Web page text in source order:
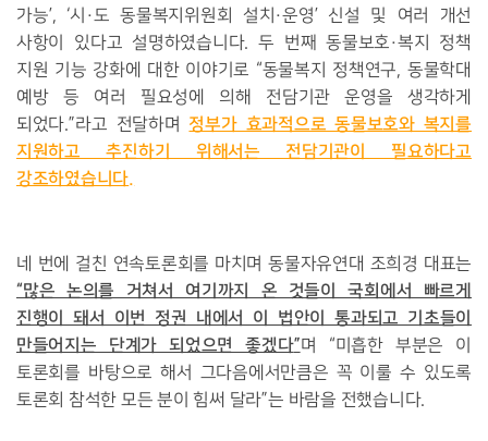
가능’, ‘시 ·도 동물복지위원회 설치 ·운영’ 신설 및 여러 개선
사항이 있다고 설명하였습니다.두 번째 동물보호·복지 정책
지원 기능 강화에 대한 이야기로 “동물복지 정책연구, 동물학대
예방 등 여러 필요성에 의해 전담기관 운영을 생각하게
되었다.”라고 전달하며 정부가 효과적으로 동물보호와 복지를
지원하고 추진하기 위해서는 전담기관이 필요하다고
강조하였습니다.
네 번에 걸친 연속토론회를 마치며 동물자유연대 조희경 대표는
“많은 논의를 거쳐서 여기까지 온 것들이 국회에서 빠르게
진행이 돼서 이번 정권 내에서 이 법안이 통과되고 기초들이
만들어지는 단계가 되었으면 좋겠다”며 “미흡한 부분은 이
토론회를 바탕으로 해서 그다음에서만큼은 꼭 이룰 수 있도록
토론회 참석한 모든 분이 힘써 달라”는 바람을 전했습니다.